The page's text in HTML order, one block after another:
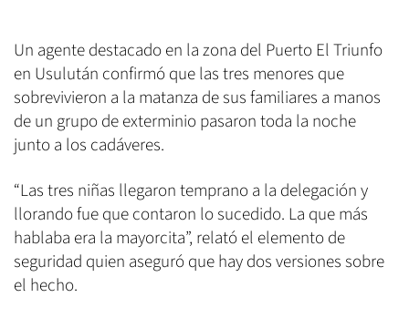
Un agente destacado en la zona del Puerto El Triunfo
en Usulután confirmó que las tres menores que
sobrevivieron a la matanza de sus familiares a manos
de un grupo de exterminio pasaron toda la noche
junto a los cadáveres.
“Las tres niñas llegaron temprano a la delegación y
llorando fue que contaron lo sucedido. La que más
hablaba era la mayorcita”, relató el elemento de
seguridad quien aseguró que hay dos versiones sobre
el hecho.